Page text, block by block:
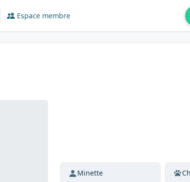
Espace membre
Minette